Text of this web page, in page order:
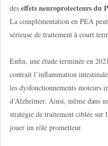
des effets neuroprotecteurs du
La complémentation en PEA
sérieuse de traitement à court
Enfin, une étude terminée en
contrait l’inflammation
les dysfonctionnements moteurs
d’Alzheimer. Ainsi, même dans
stratégie de traitement ciblée
jouer un rôle prometteur.